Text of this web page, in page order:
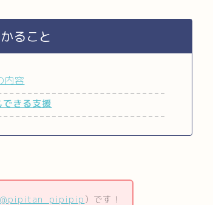
ること
内容
きる支援
@pipitan_pipipip）です！